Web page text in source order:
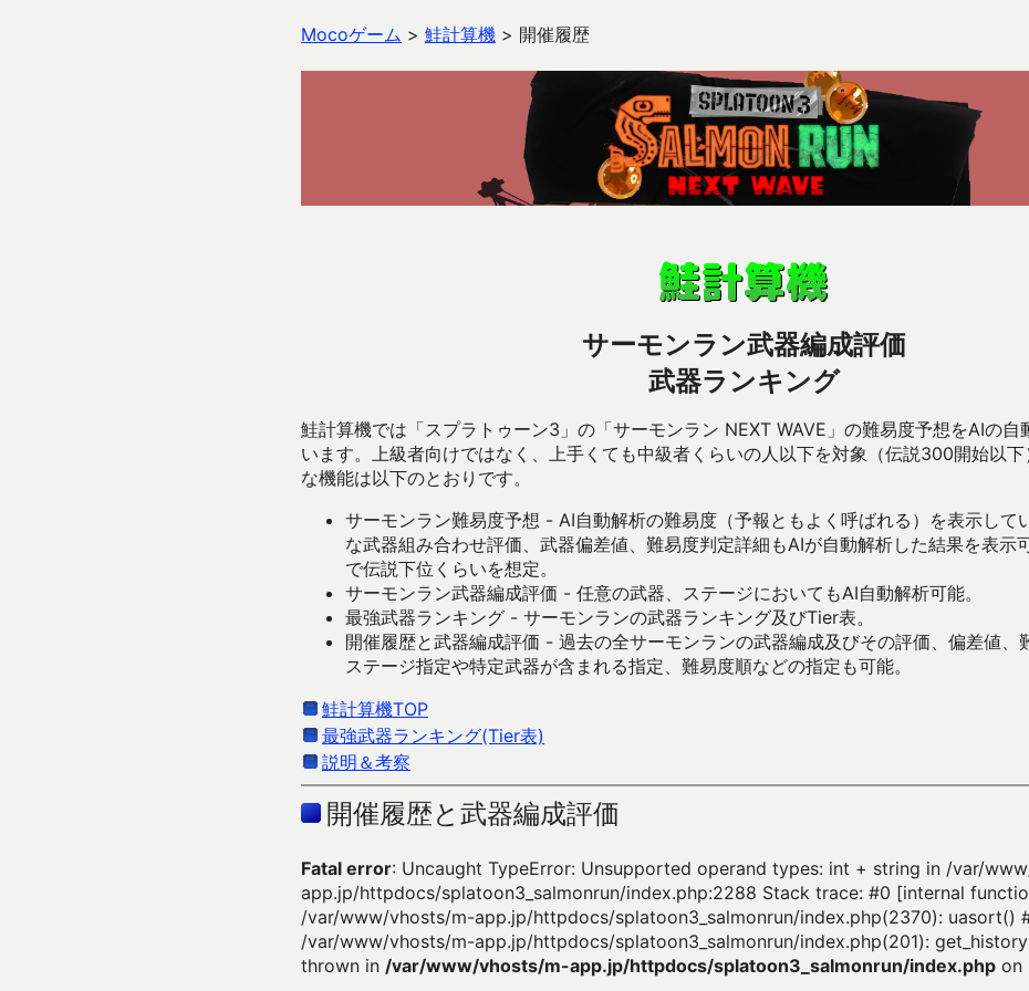
Mocoゲーム > 鮭計算機 > 開催履歴
サーモンラン武器編成評価
武器ランキング
鮭計算機では「スプラトゥーン3」の「サーモンラン NEXT WAVE」の難易度予想をAIの自
います。上級者向けではなく、上手くても中級者くらいの人以下を対象（伝説300開始以
な機能は以下のとおりです。
サーモンラン難易度予想 - AI自動解析の難易度（予報ともよく呼ばれる）を表示して
な武器組み合わせ評価、武器偏差値、難易度判定詳細もAIが自動解析した結果を表示
で伝説下位くらいを想定。
サーモンラン武器編成評価 - 任意の武器、ステージにおいてもAI自動解析可能。
最強武器ランキング - サーモンランの武器ランキング及びTier表。
開催履歴と武器編成評価 - 過去の全サーモンランの武器編成及びその評価、偏差値、
ステージ指定や特定武器が含まれる指定、難易度順などの指定も可能。
鮭計算機TOP
最強武器ランキング(Tier表)
説明＆考察
開催履歴と武器編成評価
Fatal error: Uncaught TypeError: Unsupported operand types: int + string in /var/
app.jp/httpdocs/splatoon3_salmonrun/index.php:2288 Stack trace: #0 [internal
/var/www/vhosts/m-app.jp/httpdocs/splatoon3_salmonrun/index.php(2370): uasort()
/var/www/vhosts/m-app.jp/httpdocs/splatoon3_salmonrun/index.php(201):
thrown in /var/www/vhosts/m-app.jp/httpdocs/splatoon3_salmonrun/index.php on